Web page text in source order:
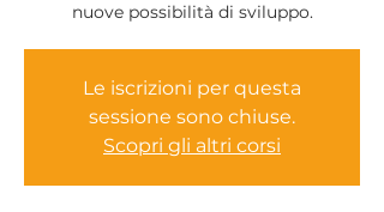
nuove possibilità di sviluppo.
Le iscrizioni per questa
sessione sono chiuse.
Scopri gli altri corsi